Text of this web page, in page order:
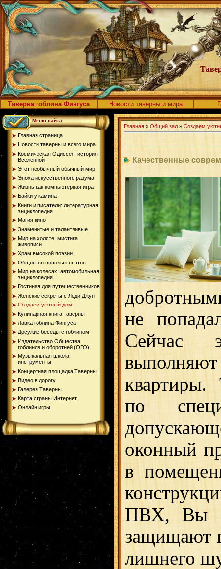
Таверна гоблина Фингуса Новости таверны и мира
Меню сайта
Главная страница
Новости таверны и всего мира
Космическая Одиссея: история
Вселенной
Этот необычный обычный мир
Эпоха искусственного разума
Жизнь как компьютерная игра
Байки у камина
Книги и писатели: литературная
энциклопедия
Магия кино
Знаменитые и талантливые
Мир на холсте: мистика
живописи
Храм высокой поэзии
Общество веселых поэтов
Мир на колесах: автомобильная
энциклопедия
Гостиная для путешественников
Женские секреты с Леди Джун
Создаем уютный дом
Кулинарная книга таверны
Лавка гоблина Фингуса
Досужие беседы с гоблином
Издательство Общества
гоблинов и оборотней (ОГО)
Музыкальная школа:
инструменты
Концертная площадка Таверны
Видео в дорогу
Галерея Таверны
Карта страны Интернет
Онлайн игры
Главная » Общий зал » Создаем
Качественные
не
Сейчас
квартиры.
по
оконный
в
ПВХ, Вы
защищают
лишнего